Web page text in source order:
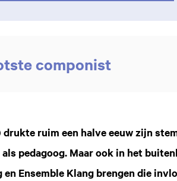
componist
ruim een halve eeuw zijn
pedagoog. Maar ook in het
Ensemble Klang brengen die